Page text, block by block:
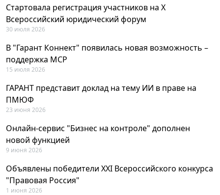
Стартовала регистрация участников на X
Всероссийский юридический форум
30 июля 2026
В "Гарант Коннект" появилась новая возможность –
поддержка MCP
15 июля 2026
ГАРАНТ представит доклад на тему ИИ в праве на
ПМЮФ
23 июня 2026
Онлайн-сервис "Бизнес на контроле" дополнен
новой функцией
9 июня 2026
Объявлены победители XXI Всероссийского конкурса
"Правовая Россия"
1 июня 2026